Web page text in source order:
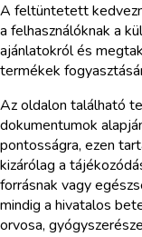
A feltüntetett
a felhasználóknak a
ajánlatokról és
termékek
Az oldalon található
dokumentumok
pontosságra, ezen
kizárólag a
forrásnak vagy
mindig a hivatalos
orvosa,